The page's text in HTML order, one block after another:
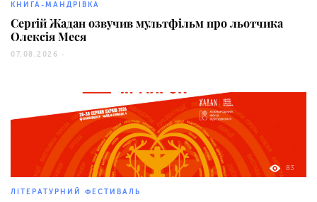
КНИГА-МАНДРІВКА
Сергій Жадан озвучив мультфільм про льотчика
Олексія Меся
07.08.2026 -
83
ЛІТЕРАТУРНИЙ ФЕСТИВАЛЬ